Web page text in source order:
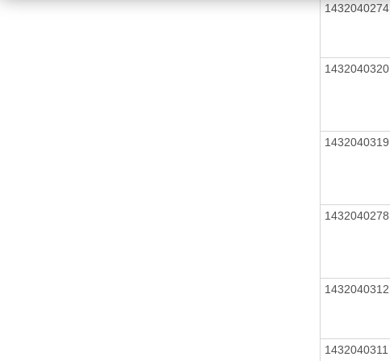
1432040274
1432040320
1432040319
1432040278
1432040312
1432040311